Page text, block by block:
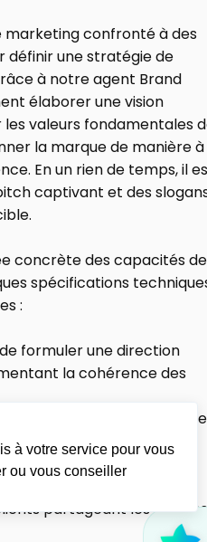
marketing confronté à des
définir une stratégie de
à notre agent Brand
élaborer une vision
valeurs fondamentales
la marque de manière à
En un rien de temps, il
captivant et des
concrète des capacités de
spécifications
:
formuler une direction
la cohérence des
: aide à établir une culture
l'engagement des
partageant les mêmes
à votre service pour vous
ou vous conseiller